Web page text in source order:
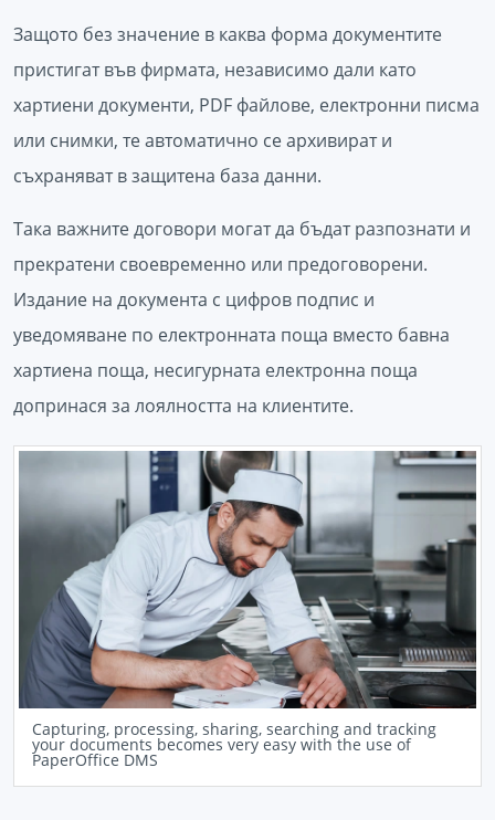
Защото без значение в каква форма документите
пристигат във фирмата, независимо дали като
хартиени документи, PDF файлове, електронни писма
или снимки, те автоматично се архивират и
съхраняват в защитена база данни.
Така важните договори могат да бъдат разпознати и
прекратени своевременно или предоговорени.
Издание на документа с цифров подпис и
уведомяване по електронната поща вместо бавна
хартиена поща, несигурната електронна поща
допринася за лоялността на клиентите.
Capturing, processing, sharing, searching and tracking
your documents becomes very easy with the use of
PaperOffice DMS